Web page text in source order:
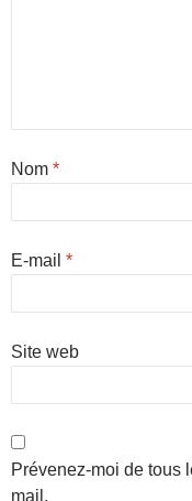
Nom *
E-mail *
Site web
Prévenez-moi de tous
mail.